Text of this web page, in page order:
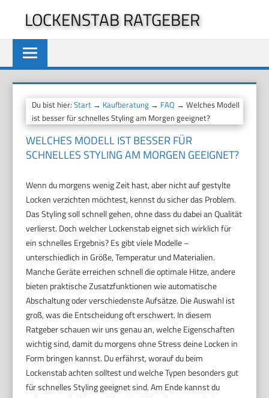
springen
LOCKENSTAB RATGEBER
Du bist hier:Start → Kaufberatung → FAQ → Welches Modell
ist besser für schnelles Styling am Morgen geeignet?
WELCHES MODELL IST BESSER FÜR
SCHNELLES STYLING AM MORGEN GEEIGNET?
Wenn du morgens wenig Zeit hast, aber nicht auf gestylte
Locken verzichten möchtest, kennst du sicher das Problem.
Das Styling soll schnell gehen, ohne dass du dabei an Qualität
verlierst. Doch welcher Lockenstab eignet sich wirklich für
ein schnelles Ergebnis? Es gibt viele Modelle –
unterschiedlich in Größe, Temperatur und Materialien.
Manche Geräte erreichen schnell die optimale Hitze, andere
bieten praktische Zusatzfunktionen wie automatische
Abschaltung oder verschiedenste Aufsätze. Die Auswahl ist
groß, was die Entscheidung oft erschwert. In diesem
Ratgeber schauen wir uns genau an, welche Eigenschaften
wichtig sind, damit du morgens ohne Stress deine Locken in
Form bringen kannst. Du erfährst, worauf du beim
Lockenstab achten solltest und welche Typen besonders gut
für schnelles Styling geeignet sind. Am Ende kannst du